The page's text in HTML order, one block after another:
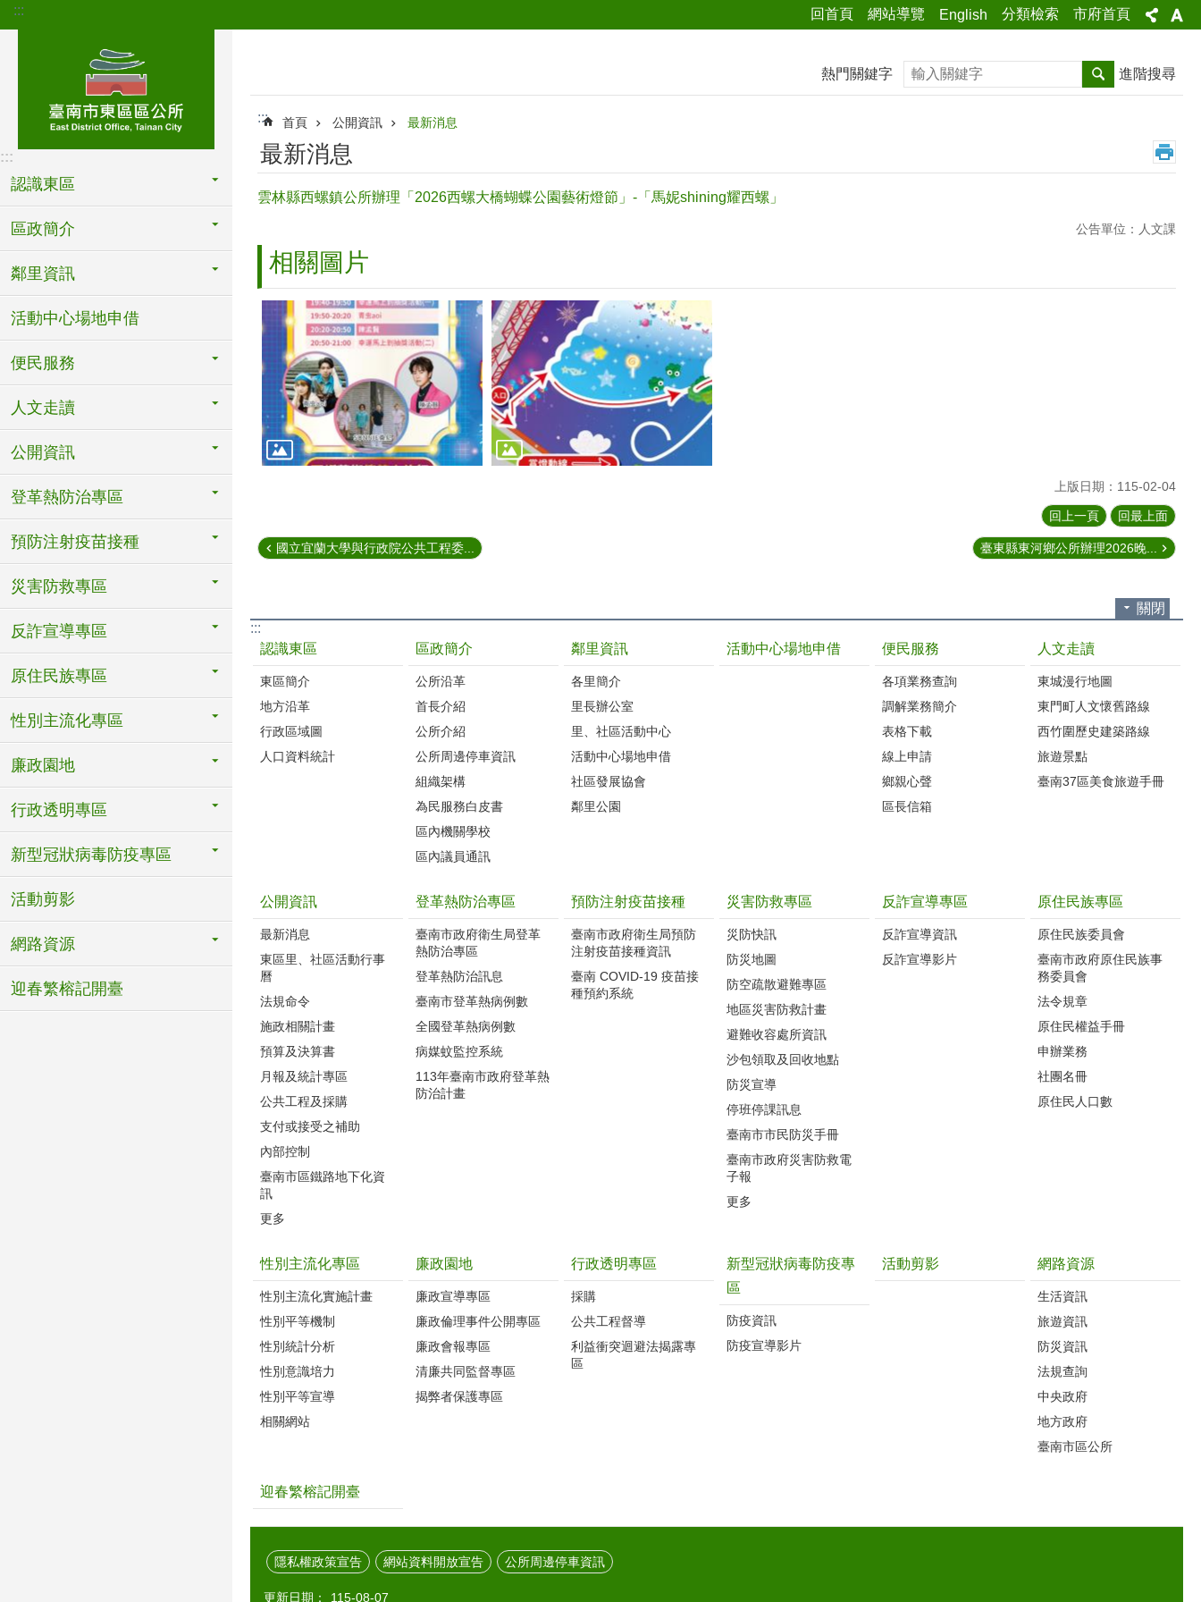
跳到主要內容區塊
::: 回首頁 網站導覽 English 分類檢索 市府首頁
:::
認識東區
區政簡介
鄰里資訊
活動中心場地申借
便民服務
人文走讀
公開資訊
登革熱防治專區
預防注射疫苗接種
災害防救專區
反詐宣導專區
原住民族專區
性別主流化專區
廉政園地
行政透明專區
新型冠狀病毒防疫專區
活動剪影
網路資源
迎春繁榕記開臺
熱門關鍵字 搜尋 進階搜尋
::: 首頁 公開資訊 最新消息
最新消息
雲林縣西螺鎮公所辦理「2026西螺大橋蝴蝶公園藝術燈節」-「馬妮shining耀西螺」
公告單位：人文課
相關圖片
上版日期：115-02-04
回上一頁 回最上面
國立宜蘭大學與行政院公共工程委... 臺東縣東河鄉公所辦理2026晚...
關閉
:::
認識東區
東區簡介
地方沿革
行政區域圖
人口資料統計
區政簡介
公所沿革
首長介紹
公所介紹
公所周邊停車資訊
組織架構
為民服務白皮書
區內機關學校
區內議員通訊
鄰里資訊
各里簡介
里長辦公室
里、社區活動中心
活動中心場地申借
社區發展協會
鄰里公園
活動中心場地申借 便民服務
各項業務查詢
調解業務簡介
表格下載
線上申請
鄉親心聲
區長信箱
人文走讀
東城漫行地圖
東門町人文懷舊路線
西竹圍歷史建築路線
旅遊景點
臺南37區美食旅遊手冊
公開資訊
最新消息
東區里、社區活動行事
曆
法規命令
施政相關計畫
預算及決算書
月報及統計專區
公共工程及採購
支付或接受之補助
內部控制
臺南市區鐵路地下化資
訊
更多
登革熱防治專區
臺南市政府衛生局登革
熱防治專區
登革熱防治訊息
臺南市登革熱病例數
全國登革熱病例數
病媒蚊監控系統
113年臺南市政府登革熱
防治計畫
預防注射疫苗接種
臺南市政府衛生局預防
注射疫苗接種資訊
臺南 COVID-19 疫苗接
種預約系統
災害防救專區
災防快訊
防災地圖
防空疏散避難專區
地區災害防救計畫
避難收容處所資訊
沙包領取及回收地點
防災宣導
停班停課訊息
臺南市市民防災手冊
臺南市政府災害防救電
子報
更多
反詐宣導專區
反詐宣導資訊
反詐宣導影片
原住民族專區
原住民族委員會
臺南市政府原住民族事
務委員會
法令規章
原住民權益手冊
申辦業務
社團名冊
原住民人口數
性別主流化專區
性別主流化實施計畫
性別平等機制
性別統計分析
性別意識培力
性別平等宣導
相關網站
廉政園地
廉政宣導專區
廉政倫理事件公開專區
廉政會報專區
清廉共同監督專區
揭弊者保護專區
行政透明專區
採購
公共工程督導
利益衝突迴避法揭露專
區
新型冠狀病毒防疫專
區
防疫資訊
防疫宣導影片
活動剪影 網路資源
生活資訊
旅遊資訊
防災資訊
法規查詢
中央政府
地方政府
臺南市區公所
迎春繁榕記開臺
隱私權政策宣告 網站資料開放宣告 公所周邊停車資訊
更新日期： 115-08-07